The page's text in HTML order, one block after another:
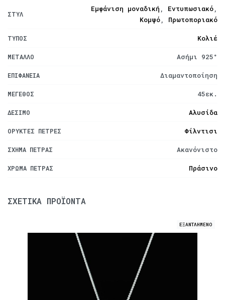
ΣΤΥΛ
Εμφάνιση μοναδική Εντυπωσιακό
Κομψό
Πρωτοποριακό
ΤΎΠΟΣ Κολιέ
ΜΈΤΑΛΛΟ Ασήμι 925°
ΕΠΙΦΆΝΕΙΑ Διαμαντοποίηση
ΜΈΓΕΘΟΣ 45εκ.
ΔΈΣΙΜΟ Αλυσίδα
ΟΡΥΚΤΈΣ ΠΈΤΡΕΣ Φίλντισι
ΣΧΉΜΑ ΠΈΤΡΑΣ Ακανόνιστο
ΧΡΏΜΑ ΠΈΤΡΑΣ Πράσινο
ΣΧΕΤΙΚΆ ΠΡΟΪΌΝΤΑ
ΕΞΑΝΤΛΗΜΕΝΟ